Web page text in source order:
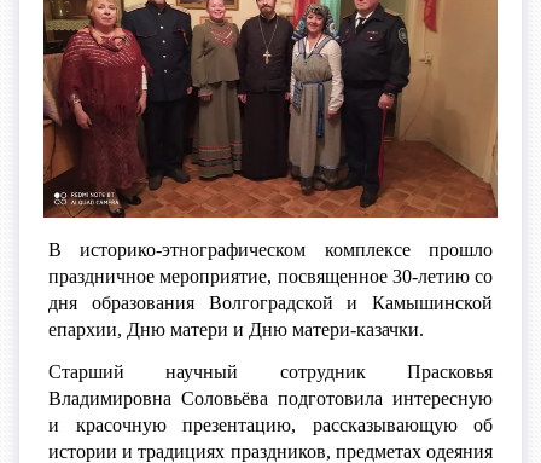
В историко-этнографическом комплексе прошло
праздничное мероприятие, посвященное 30-летию со
дня образования Волгоградской и Камышинской
епархии, Дню матери и Дню матери-казачки.
Старший научный сотрудник Прасковья
Владимировна Соловьёва подготовила интересную
и красочную презентацию, рассказывающую об
истории и традициях праздников, предметах одеяния